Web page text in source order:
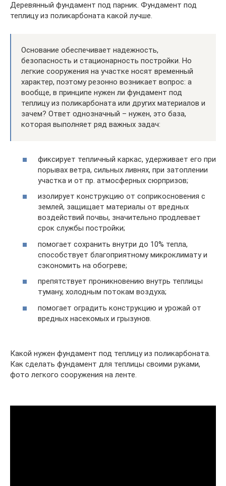
Деревянный фундамент под парник. Фундамент под
теплицу из поликарбоната какой лучше.
Основание обеспечивает надежность,
безопасность и стационарность постройки. Но
легкие сооружения на участке носят временный
характер, поэтому резонно возникает вопрос: а
вообще, в принципе нужен ли фундамент под
теплицу из поликарбоната или других материалов и
зачем? Ответ однозначный – нужен, это база,
которая выполняет ряд важных задач:
фиксирует тепличный каркас, удерживает его при
порывах ветра, сильных ливнях, при затоплении
участка и от пр. атмосферных сюрпризов;
изолирует конструкцию от соприкосновения с
землей, защищает материалы от вредных
воздействий почвы, значительно продлевает
срок службы постройки;
помогает сохранить внутри до 10% тепла,
способствует благоприятному микроклимату и
сэкономить на обогреве;
препятствует проникновению внутрь теплицы
туману, холодным потокам воздуха;
помогает оградить конструкцию и урожай от
вредных насекомых и грызунов.
Какой нужен фундамент под теплицу из поликарбоната.
Как сделать фундамент для теплицы своими руками,
фото легкого сооружения на ленте.